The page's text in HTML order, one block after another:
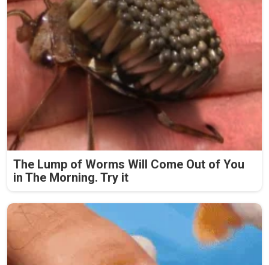
The Lump of Worms Will Come Out of You
in The Morning. Try it